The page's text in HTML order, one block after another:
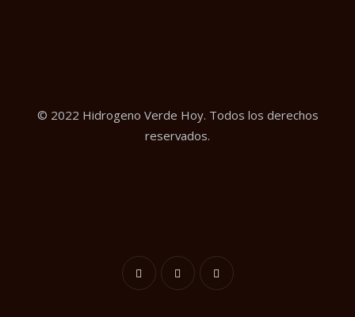
© 2022 Hidrogeno Verde Hoy. Todos los derechos
reservados.